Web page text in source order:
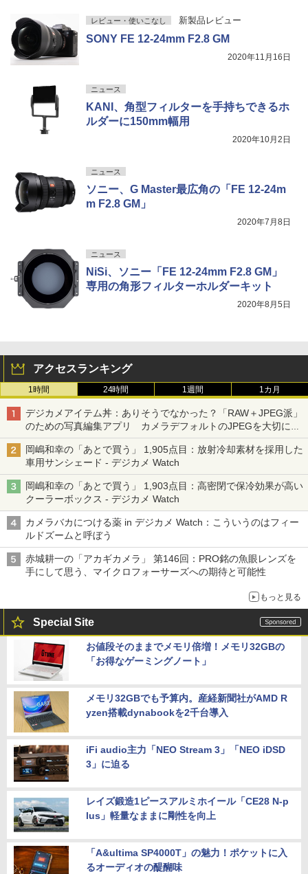
レビュー・使いこなし 新製品レビュー
SONY FE 12-24mm F2.8 GM
2020年11月16日
ニュース
KANI、角型フィルターを手持ちできるホ
ルダーに150mm幅用
2020年10月2日
ニュース
ソニー、G Master最広角の「FE 12-24m
m F2.8 GM」
2020年7月8日
ニュース
NiSi、ソニー「FE 12-24mm F2.8 GM」
専用の角形フィルターホルダーキット
2020年8月5日
アクセスランキング
1時間 24時間 1週間 1カ月
デジカメアイテム丼：ありそうでなかった？「RAW＋JPEG派」
のための写真編集アプリ カメラデフォルトのJPEGを大切にす
る「Filmator」
岡嶋和幸の「あとで買う」 1,905点目：放射冷却素材を採用した
車用サンシェード - デジカメ Watch
岡嶋和幸の「あとで買う」 1,903点目：高密閉で保冷効果が高い
クーラーボックス - デジカメ Watch
カメラバカにつける薬 in デジカメ Watch：こういうのはフィー
ルドズームと呼ぼう
赤城耕一の「アカギカメラ」 第146回：PRO銘の魚眼レンズを
手にして思う、マイクロフォーサーズへの期待と可能性
もっと見る
Special Site
お値段そのままでメモリ倍増！メモリ32GBの
「お得なゲーミングノート」
メモリ32GBでも予算内。産経新聞社がAMD R
yzen搭載dynabookを2千台導入
iFi audio主力「NEO Stream 3」「NEO iDSD
3」に迫る
レイズ鍛造1ピースアルミホイール「CE28 N-p
lus」軽量なままに剛性を向上
「A&ultima SP4000T」の魅力！ポケットに入
るオーディオの醍醐味